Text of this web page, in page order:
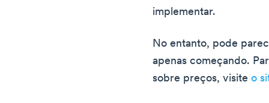
implementar.
No entanto, pode
apenas começando.
sobre preços, visiteo